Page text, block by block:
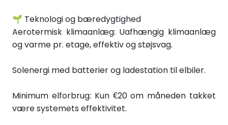
🌱 Teknologi og bæredygtighed
Aerotermisk klimaanlæg: Uafhængig klimaanlæg
og varme pr. etage, effektiv og støjsvag.
Solenergi med batterier og ladestation til elbiler.
Minimum elforbrug: Kun €20 om måneden takket
være systemets effektivitet.